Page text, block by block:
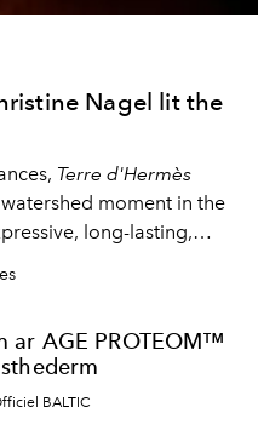
Nagel lit the
Terre d'Hermès
moment in the
long-lasting,
two decades later, the
inspired by the
ar AGE PROTEOM™
BALTIC